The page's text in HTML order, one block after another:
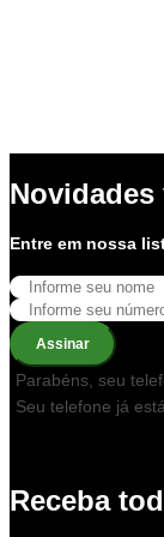
Novidades
Entre em nossa
Assinar
Parabéns, seu
Seu telefone já
Receba